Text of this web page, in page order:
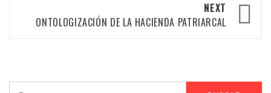
NEXT
ONTOLOGIZACIÓN DE LA HACIENDA PATRIARCAL